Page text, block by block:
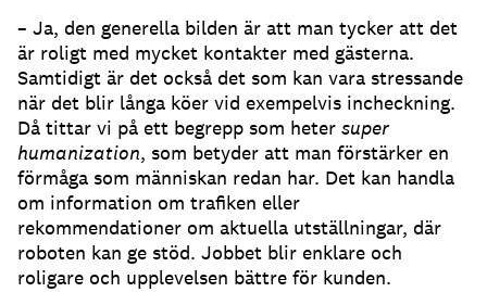
– Ja, den generella bilden är att man tycker att det
är roligt med mycket kontakter med gästerna.
Samtidigt är det också det som kan vara stressande
när det blir långa köer vid exempelvis incheckning.
Då tittar vi på ett begrepp som heter super
humanization, som betyder att man förstärker en
förmåga som människan redan har. Det kan handla
om information om trafiken eller
rekommendationer om aktuella utställningar, där
roboten kan ge stöd. Jobbet blir enklare och
roligare och upplevelsen bättre för kunden.